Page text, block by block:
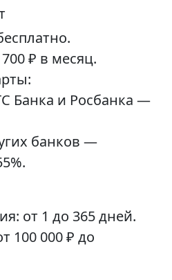
₽ в месяц.
Банка и Росбанка —
банков —
от 1 до 365 дней.
100 000 ₽ до